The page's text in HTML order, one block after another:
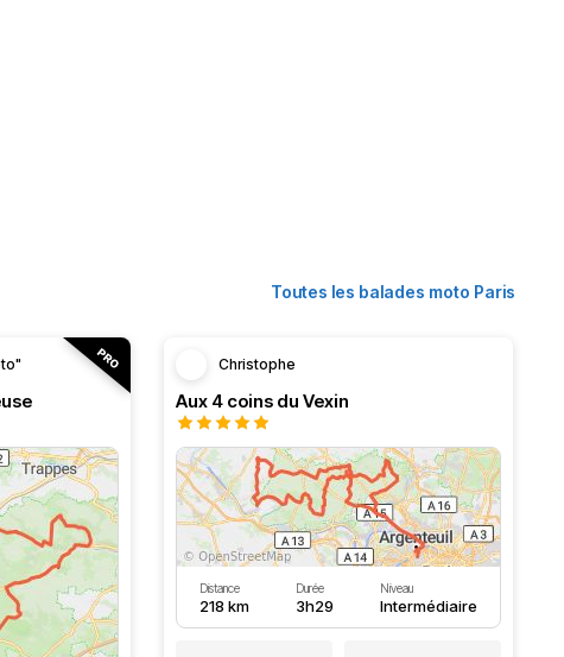
Toutes les balades moto Paris
Christophe
Aux 4 coins du Vexin
Distance
218 km
Durée
3h29
Niveau
Intermédiaire